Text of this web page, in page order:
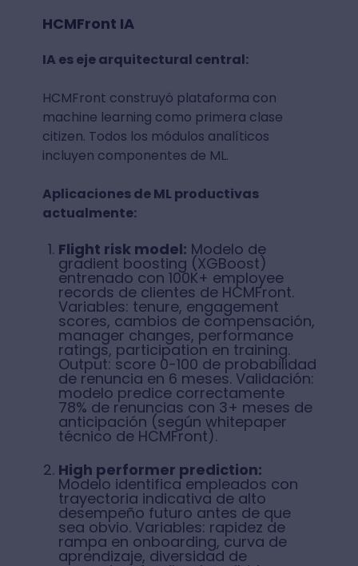
HCMFront IA
IA es eje arquitectural central:
HCMFront construyó plataforma con
machine learning como primera clase
citizen. Todos los módulos analíticos
incluyen componentes de ML.
Aplicaciones de ML productivas
actualmente:
Flight risk model: Modelo de
gradient boosting (XGBoost)
entrenado con 100K+ employee
records de clientes de HCMFront.
Variables: tenure, engagement
scores, cambios de compensación,
manager changes, performance
ratings, participation en training.
Output: score 0-100 de probabilidad
de renuncia en 6 meses. Validación:
modelo predice correctamente
78% de renuncias con 3+ meses de
anticipación (según whitepaper
técnico de HCMFront).
High performer prediction:
Modelo identifica empleados con
trayectoria indicativa de alto
desempeño futuro antes de que
sea obvio. Variables: rapidez de
rampa en onboarding, curva de
aprendizaje, diversidad de